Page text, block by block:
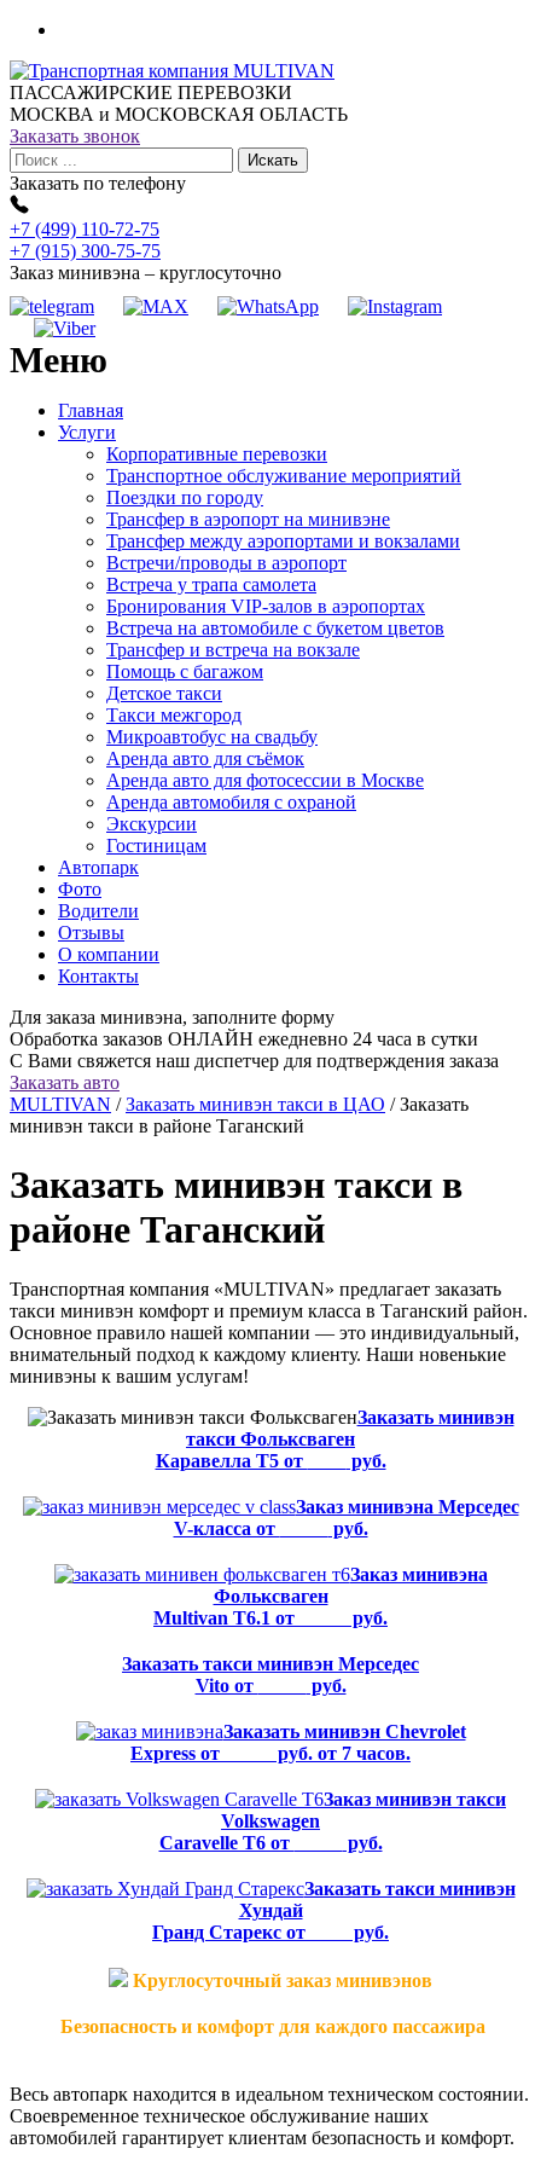
ПАССАЖИРСКИЕ ПЕРЕВОЗКИ
МОСКВА и МОСКОВСКАЯ ОБЛАСТЬ
Заказать звонок
Заказать по телефону
+7 (499) 110-72-75
+7 (915) 300-75-75
Заказ минивэна – круглосуточно
Меню
Главная
Услуги
Корпоративные перевозки
Транспортное обслуживание мероприятий
Поездки по городу
Трансфер в аэропорт на минивэне
Трансфер между аэропортами и вокзалами
Встречи/проводы в аэропорт
Встреча у трапа самолета
Бронирования VIP-залов в аэропортах
Встреча на автомобиле с букетом цветов
Трансфер и встреча на вокзале
Помощь с багажом
Детское такси
Такси межгород
Микроавтобус на свадьбу
Аренда авто для съёмок
Аренда авто для фотосессии в Москве
Аренда автомобиля с охраной
Экскурсии
Гостиницам
Автопарк
Фото
Водители
Отзывы
О компании
Контакты
Для заказа минивэна, заполните форму
Обработка заказов ОНЛАЙН ежедневно 24 часа в сутки
С Вами свяжется наш диспетчер для подтверждения заказа
Заказать авто
MULTIVAN / Заказать минивэн такси в ЦАО / Заказать
минивэн такси в районе Таганский
Заказать минивэн такси в
районе Таганский
Транспортная компания «MULTIVAN» предлагает заказать
такси минивэн комфорт и премиум класса в Таганский район.
Основное правило нашей компании — это индивидуальный,
внимательный подход к каждому клиенту. Наши новенькие
минивэны к вашим услугам!
Заказать минивэн
такси Фольксваген
Каравелла Т5 от
руб.
Заказ минивэна Мерседес
V-класса от
руб.
Заказ минивэна
Фольксваген
Multivan T6.1 от
руб.
Заказать такси минивэн Мерседес
Vito от
руб.
Заказать минивэн Chevrolet
Express от
руб. от 7 часов.
Заказ минивэн такси
Volkswagen
Caravelle T6 от
руб.
Заказать такси минивэн
Хундай
Гранд Старекс от
руб.
Круглосуточный заказ минивэнов
Безопасность и комфорт для каждого пассажира
Весь автопарк находится в идеальном техническом состоянии.
Своевременное техническое обслуживание наших
автомобилей гарантирует клиентам безопасность и комфорт.